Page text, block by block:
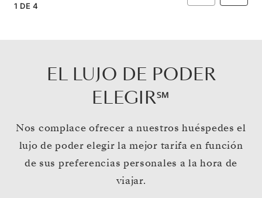
1 DE 4
EL LUJO DE PODER
ELEGIR℠
Nos complace ofrecer a nuestros huéspedes el
lujo de poder elegir la mejor tarifa en función
de sus preferencias personales a la hora de
viajar.